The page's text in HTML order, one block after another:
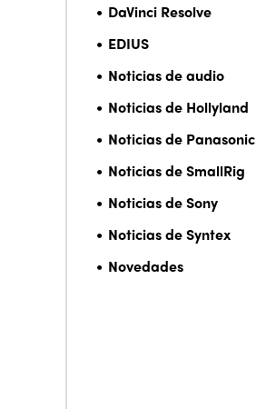
DaVinci Resolve
EDIUS
Noticias de audio
Noticias de Hollyland
Noticias de Panasonic
Noticias de SmallRig
Noticias de Sony
Noticias de Syntex
Novedades